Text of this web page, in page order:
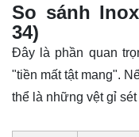
So sánh
34)
Đây là phần quan
"tiền mất tật mang".
thể là những vệt gỉ